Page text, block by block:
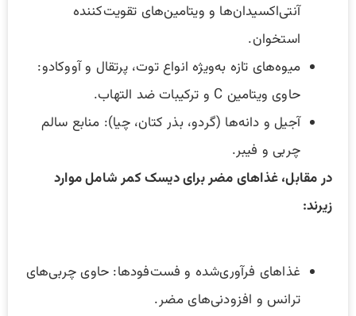
آنتی‌اکسیدان‌ها و ویتامین‌های تقویت‌کننده
استخوان.
میوه‌های تازه به‌ویژه انواع توت، پرتقال و آووکادو:
حاوی ویتامین C و ترکیبات ضد التهاب.
آجیل و دانه‌ها (گردو، بذر کتان، چیا): منابع سالم
چربی و فیبر.
در مقابل، غذاهای مضر برای دیسک کمر شامل موارد
زیرند:
غذاهای فرآوری‌شده و فست‌فودها: حاوی چربی‌های
ترانس و افزودنی‌های مضر.